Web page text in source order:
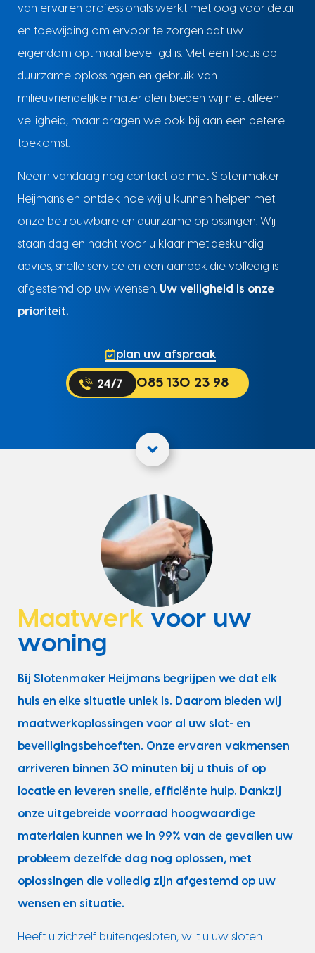
van ervaren professionals werkt met oog voor detail
en toewijding om ervoor te zorgen dat uw
eigendom optimaal beveiligd is. Met een focus op
duurzame oplossingen en gebruik van
milieuvriendelijke materialen bieden wij niet alleen
veiligheid, maar dragen we ook bij aan een betere
toekomst.
Neem vandaag nog contact op met Slotenmaker
Heijmans en ontdek hoe wij u kunnen helpen met
onze betrouwbare en duurzame oplossingen. Wij
staan dag en nacht voor u klaar met deskundig
advies, snelle service en een aanpak die volledig is
afgestemd op uw wensen. Uw veiligheid is onze
prioriteit.
plan uw afspraak
085 130 23 98
Maatwerk voor uw
woning
Bij Slotenmaker Heijmans begrijpen we dat elk
huis en elke situatie uniek is. Daarom bieden wij
maatwerkoplossingen voor al uw slot- en
beveiligingsbehoeften. Onze ervaren vakmensen
arriveren binnen 30 minuten bij u thuis of op
locatie en leveren snelle, efficiënte hulp. Dankzij
onze uitgebreide voorraad hoogwaardige
materialen kunnen we in 99% van de gevallen uw
probleem dezelfde dag nog oplossen, met
oplossingen die volledig zijn afgestemd op uw
wensen en situatie.
Heeft u zichzelf buitengesloten, wilt u uw sloten